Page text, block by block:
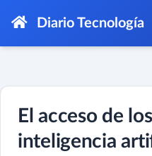
Diario Tecnología
El acceso de
inteligencia